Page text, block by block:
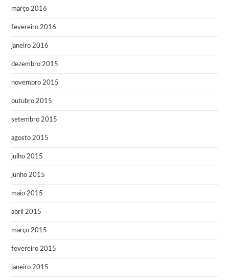
março 2016
fevereiro 2016
janeiro 2016
dezembro 2015
novembro 2015
outubro 2015
setembro 2015
agosto 2015
julho 2015
junho 2015
maio 2015
abril 2015
março 2015
fevereiro 2015
janeiro 2015